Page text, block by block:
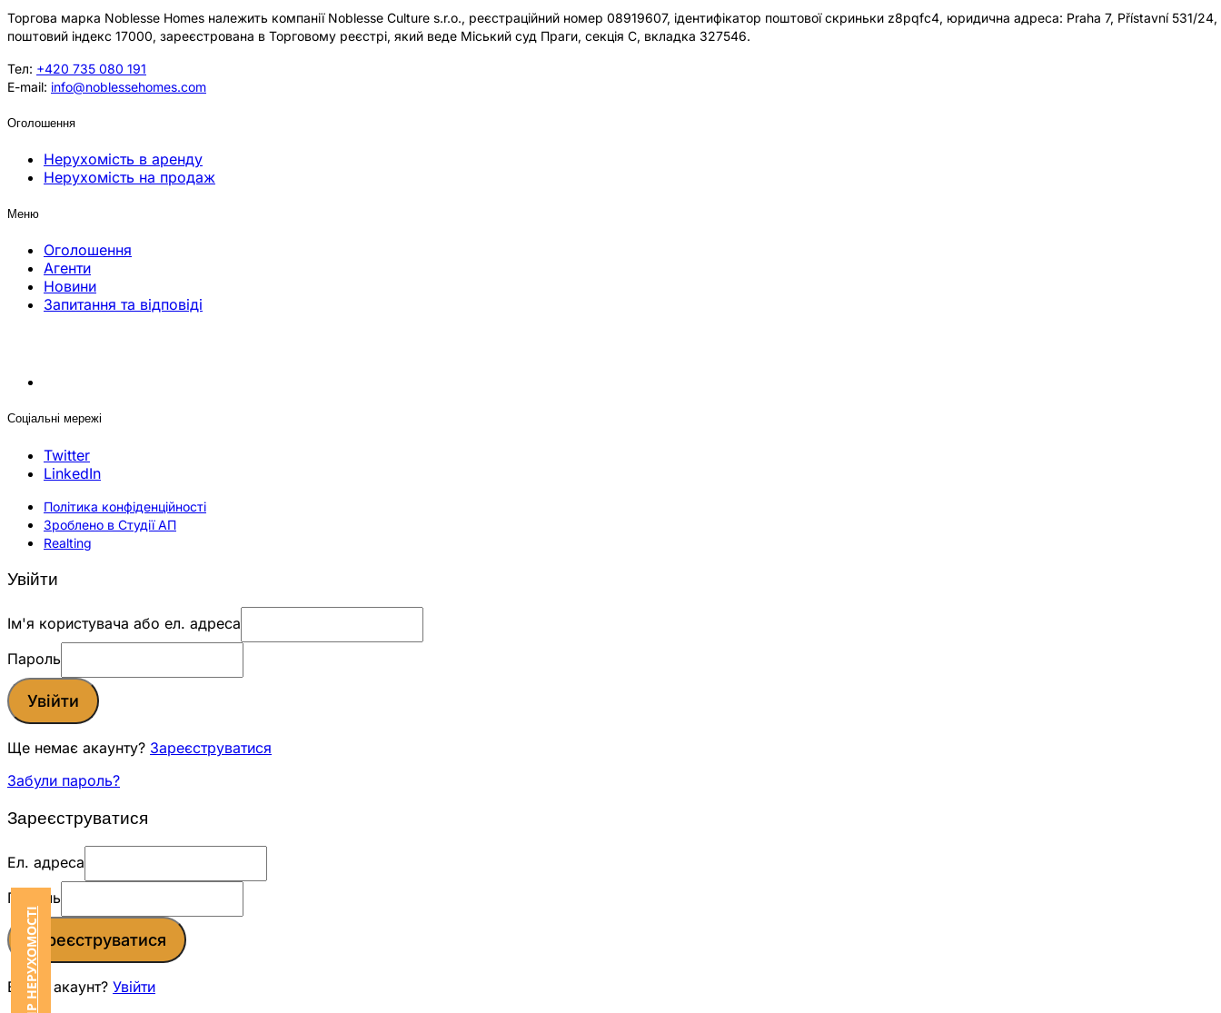
Торгова марка Noblesse Homes належить компанії Noblesse Culture s.r.o., реєстраційний номер 08919607, ідентифікатор поштової скриньки z8pqfc4, юридична адреса: Praha 7, Přístavní 531/24,
поштовий індекс 17000, зареєстрована в Торговому реєстрі, який веде Міський суд Праги, секція C, вкладка 327546.
Тел: +420 735 080 191
E-mail: info@noblessehomes.com
Оголошення
Нерухомість в аренду
Нерухомість на продаж
Меню
Оголошення
Агенти
Новини
Запитання та відповіді
Соціальні мережі
Twitter
LinkedIn
Політика конфіденційності
Зроблено в Студії АП
Realting
Увійти
Ім'я користувача або ел. адреса
Пароль
Увійти
Ще немає акаунту? Зареєструватися
Забули пароль?
Зареєструватися
Ел. адреса
Пароль
Зареєструватися
Вже є акаунт? Увійти